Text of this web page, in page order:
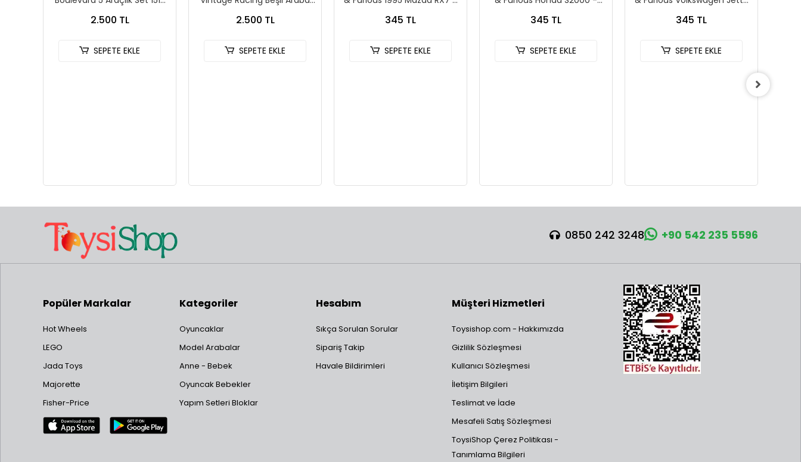
2.500 TL
SEPETE EKLE
2.500 TL
SEPETE EKLE
345 TL
SEPETE EKLE
345 TL
SEPETE EKLE
345 TL
SEPETE EKLE
0850 242 3248 +90 542 235 5596
Popüler Markalar
Hot Wheels
LEGO
Jada Toys
Majorette
Fisher-Price
Kategoriler
Oyuncaklar
Model Arabalar
Anne - Bebek
Oyuncak Bebekler
Yapım Setleri Bloklar
Hesabım
Sıkça Sorulan Sorular
Sipariş Takip
Havale Bildirimleri
Müşteri Hizmetleri
Toysishop.com - Hakkımızda
Gizlilik Sözleşmesi
Kullanıcı Sözleşmesi
İletişim Bilgileri
Teslimat ve İade
Mesafeli Satış Sözleşmesi
ToysiShop Çerez Politikası -
Tanımlama Bilgileri